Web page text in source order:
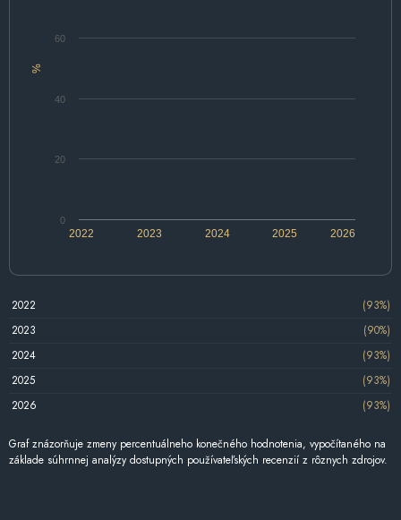
%
2022 2024 2026
2023 2025
0
20
40
60
2022
(93%)
2023
(90%)
2024
(93%)
2025
(93%)
2026
(93%)
Graf znázorňuje zmeny percentuálneho konečného hodnotenia, vypočítaného na
základe súhrnnej analýzy dostupných používateľských recenzií z rôznych zdrojov.